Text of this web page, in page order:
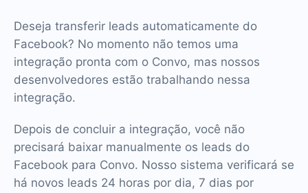
Deseja transferir leads automaticamente do
Facebook? No momento não temos uma
integração pronta com o Convo, mas nossos
desenvolvedores estão trabalhando nessa
integração.
Depois de concluir a integração, você não
precisará baixar manualmente os leads do
Facebook para Convo. Nosso sistema verificará se
há novos leads 24 horas por dia, 7 dias por